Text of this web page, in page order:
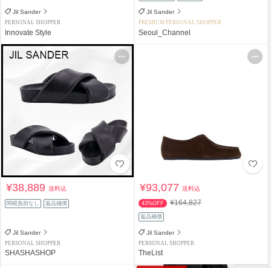
Jil Sander
PERSONAL SHOPPER
Innovate Style
Jil Sander
PREMIUM PERSONAL SHOPPER
Seoul_Channel
¥38,889送料込
関税負担なし 返品補償
Jil Sander
PERSONAL SHOPPER
SHASHASHOP
¥93,077送料込
43%OFF ¥164,827
返品補償
Jil Sander
PERSONAL SHOPPER
TheList